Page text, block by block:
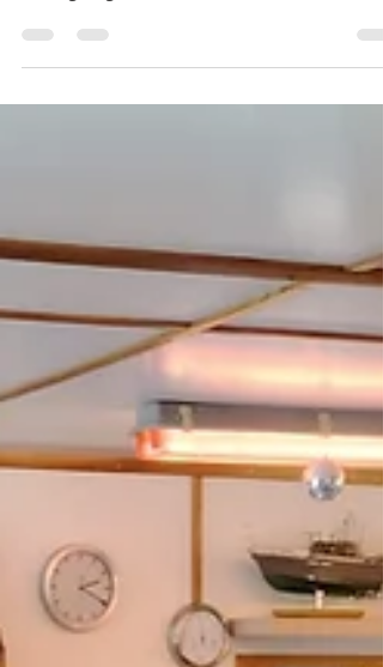
Meer gezogen. Nun, zu seinem 90.
Achim & Marianne Finke, Ronald Kebelmann
(Bild: Jens Finke) Bei bester Stimmung
verbrachten sie einige unvergessliche
zusammen. Eine kleine Hafenrundfahrt in
Warnemünd